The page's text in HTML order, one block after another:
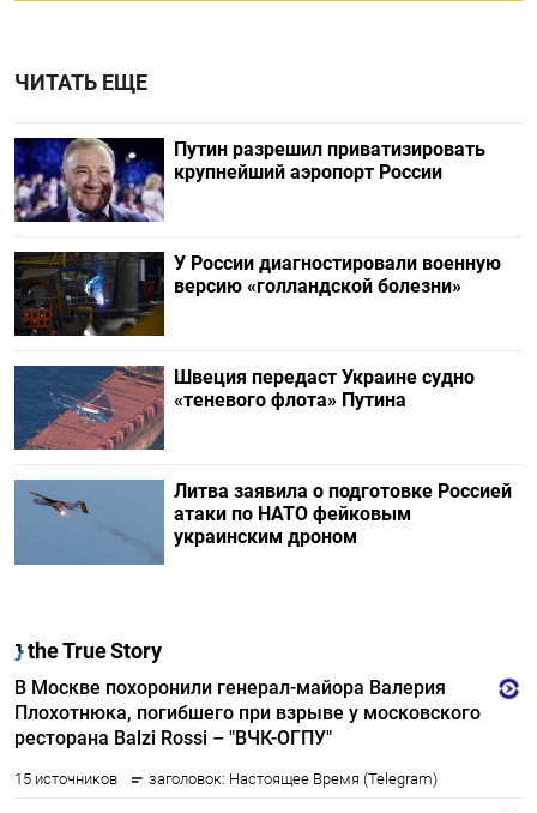
ЧИТАТЬ ЕЩЕ
Путин разрешил приватизировать
крупнейший аэропорт России
У России диагностировали военную
версию «голландской болезни»
Швеция передаст Украине судно
«теневого флота» Путина
Литва заявила о подготовке Россией
атаки по НАТО фейковым
украинским дроном